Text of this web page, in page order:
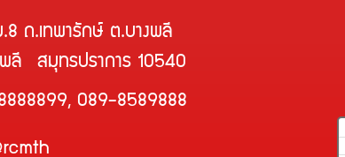
ถ.เทพารักษ์ ต.บางพลี
ลี สมุทรปราการ 10540
089-8589888